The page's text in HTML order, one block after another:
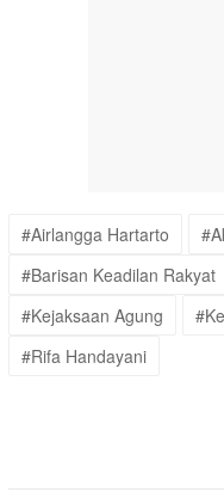
#Airlangga Hartarto
#Barisan Keadilan Rakyat
#Kejaksaan Agung
#Rifa Handayani